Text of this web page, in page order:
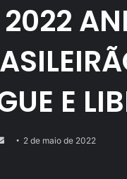
2022
E
Mande2 de maio de 2022